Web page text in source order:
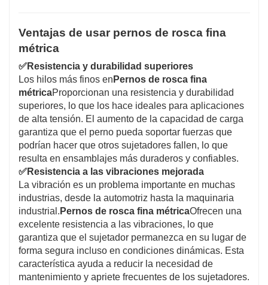
Ventajas de usar pernos de rosca fina
métrica
✅Resistencia y durabilidad superiores
Los hilos más finos en Pernos de rosca fina
métricaProporcionan una resistencia y durabilidad
superiores, lo que los hace ideales para aplicaciones
de alta tensión. El aumento de la capacidad de carga
garantiza que el perno pueda soportar fuerzas que
podrían hacer que otros sujetadores fallen, lo que
resulta en ensamblajes más duraderos y confiables.
✅Resistencia a las vibraciones mejorada
La vibración es un problema importante en muchas
industrias, desde la automotriz hasta la maquinaria
industrial. Pernos de rosca fina métricaOfrecen una
excelente resistencia a las vibraciones, lo que
garantiza que el sujetador permanezca en su lugar de
forma segura incluso en condiciones dinámicas. Esta
característica ayuda a reducir la necesidad de
mantenimiento y apriete frecuentes de los sujetadores.